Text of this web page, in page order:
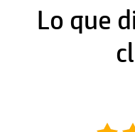
Lo que